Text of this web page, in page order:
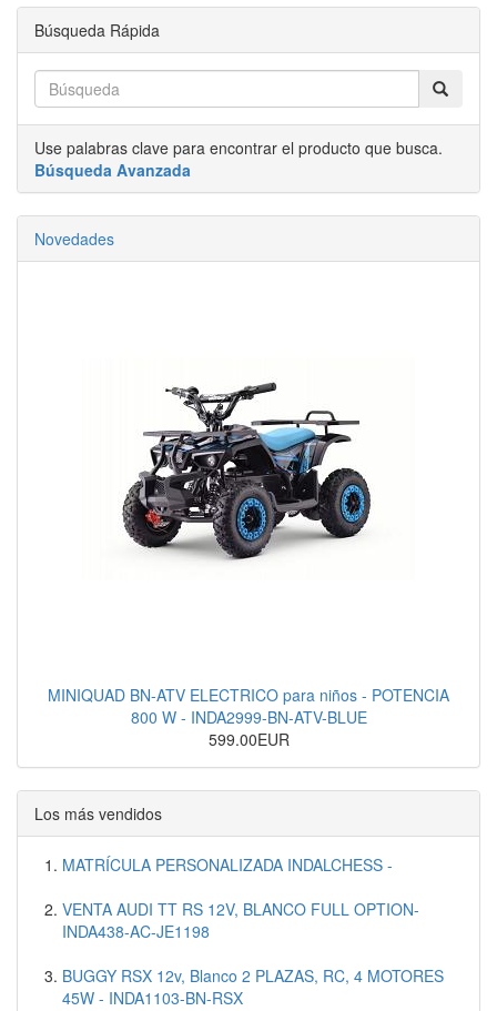
Búsqueda Rápida
Use palabras clave para encontrar el producto que busca.
Búsqueda Avanzada
Novedades
MINIQUAD BN-ATV ELECTRICO para niños - POTENCIA
800 W - INDA2999-BN-ATV-BLUE
599.00EUR
Los más vendidos
MATRÍCULA PERSONALIZADA INDALCHESS -
VENTA AUDI TT RS 12V, BLANCO FULL OPTION-
INDA438-AC-JE1198
BUGGY RSX 12v, Blanco 2 PLAZAS, RC, 4 MOTORES
45W - INDA1103-BN-RSX